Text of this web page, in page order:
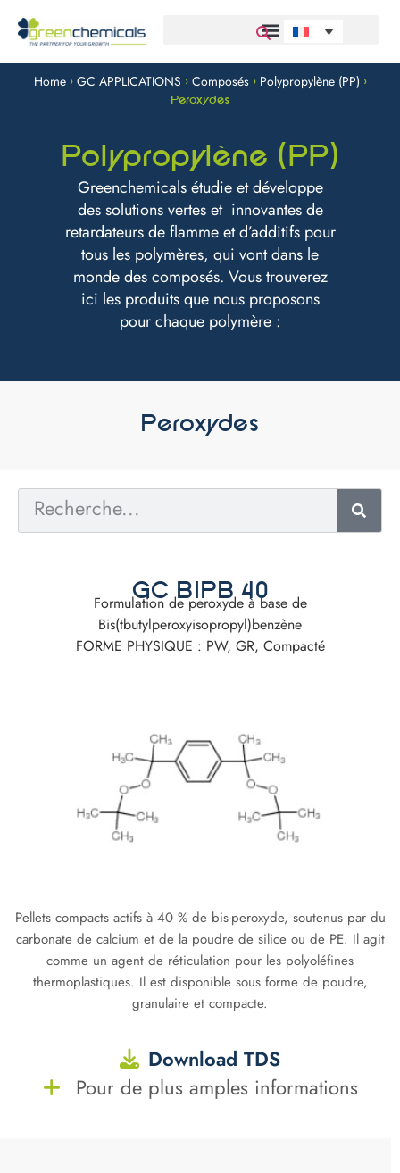
Home> GC APPLICATIONS > Composés> Polypropylène (PP) >
Peroxydes
Polypropylène (PP)
Greenchemicals étudie et développe
des solutions vertes et innovantes de
retardateurs de flamme et d’additifs pour
tous les polymères, qui vont dans le
monde des composés. Vous trouverez
ici les produits que nous proposons
pour chaque polymère :
Peroxydes
GC BIPB 40
Formulation de peroxyde à base de
Bis(tbutylperoxyisopropyl)benzène
FORME PHYSIQUE : PW, GR, Compacté
Pellets compacts actifs à 40 % de bis-peroxyde, soutenus par du
carbonate de calcium et de la poudre de silice ou de PE. Il agit
comme un agent de réticulation pour les polyoléfines
thermoplastiques. Il est disponible sous forme de poudre,
granulaire et compacte.
Download TDS
Pour de plus amples informations